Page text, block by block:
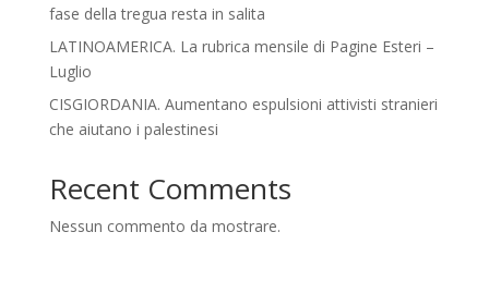
fase della tregua resta in salita
LATINOAMERICA. La rubrica mensile di Pagine Esteri –
Luglio
CISGIORDANIA. Aumentano espulsioni attivisti stranieri
che aiutano i palestinesi
Recent Comments
Nessun commento da mostrare.